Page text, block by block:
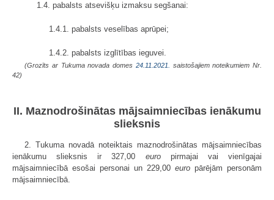
1.4. pabalsts atsevišķu izmaksu segšanai:
1.4.1. pabalsts veselības aprūpei;
1.4.2. pabalsts izglītības ieguvei.
(Grozīts ar Tukuma novada domes 24.11.2021.
saistošajiem noteikumiem Nr.
42)
II. Maznodrošinātas mājsaimniecības ienākumu
slieksnis
2. Tukuma novadā noteiktais maznodrošinātas mājsaimniecības
ienākumu slieksnis ir 327,00 europirmajai vai vienīgajai
mājsaimniecībā esošai personai un 229,00 euro pārējām personām
mājsaimniecībā.